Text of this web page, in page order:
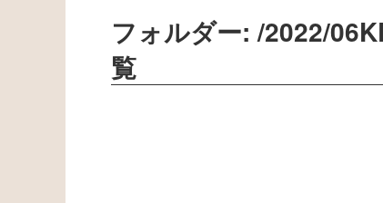
フォルダー:/2022/
覧